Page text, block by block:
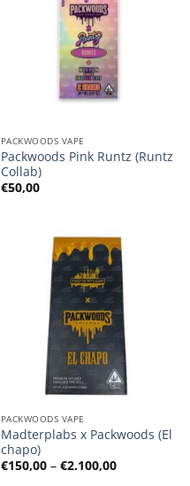
PACKWOODS VAPE
Packwoods Pink Runtz (Runtz
Collab)
€50,00
PACKWOODS VAPE
Madterplabs x Packwoods (El
chapo)
€150,00 – €2.100,00
€150,00